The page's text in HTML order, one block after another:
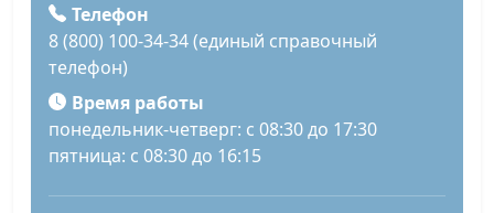
Телефон
8 (800) 100-34-34 (единый справочный
телефон)
Время работы
понедельник-четверг: с 08:30 до 17:30
пятница: с 08:30 до 16:15